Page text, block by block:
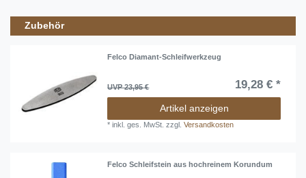
Zubehör
Felco Diamant-Schleifwerkzeug
UVP 23,95 € 19,28 € *
Artikel anzeigen
*inkl. ges. MwSt. zzgl.Versandkosten
Felco Schleifstein aus hochreinem Korundum